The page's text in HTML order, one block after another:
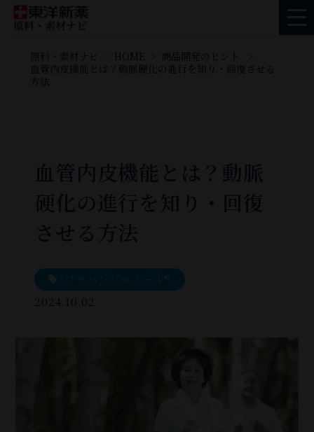
原料・素材ナビ ： HOME
商品開発のヒント
血管内皮機能とは？動脈硬化の進行を知り・回復させる
方法
血管内皮機能とは？動脈
硬化の進行を知り・回復
させる方法
フラバンジェノール®
2024.10.02